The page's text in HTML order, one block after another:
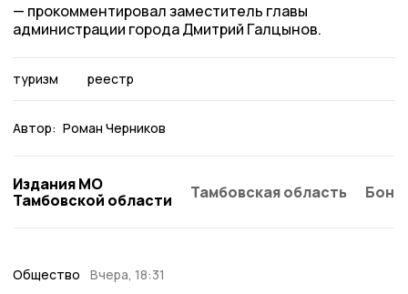
прокомментировал заместитель главы
администрации города Дмитрий Галцынов.
туризм реестр
Автор: Роман Черников
Издания МО
Тамбовской области
Тамбовская область
Общество Вчера, 18:31